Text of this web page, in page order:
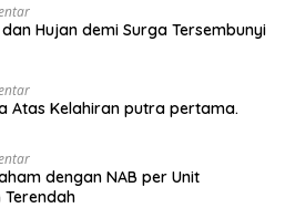
Hujan demi Surga Tersembunyi
Atas Kelahiran putra pertama.
dengan NAB per Unit
Terendah